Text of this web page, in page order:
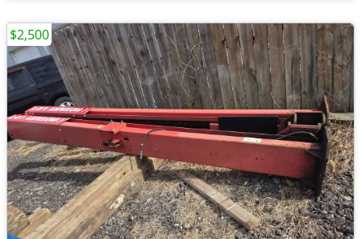
$2,500